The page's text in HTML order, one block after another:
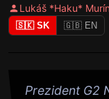
Lukáš *Haku*
🇸🇰 SK 🇬🇧 EN
Prezident G2